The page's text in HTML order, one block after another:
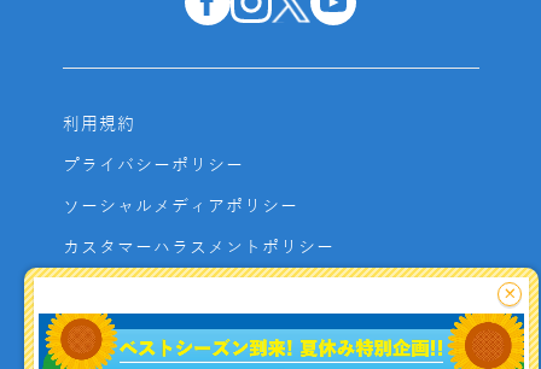
利用規約
プライバシーポリシー
ソーシャルメディアポリシー
カスタマーハラスメントポリシー
よくあるご質問
×